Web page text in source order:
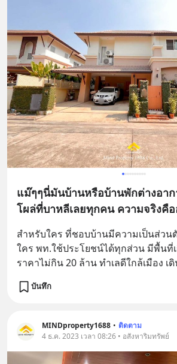
แม๊ๆๆนี่มันบ้านหรือบ้านพักต่างอา
โผล่ที่บาหลีเลยทุกคน ความจริงคื
สำหรับใคร ที่ชอบบ้านมีความเป็นส่วน
ใคร พท.ใช้ประโยชน์ได้ทุกส่วน มีพื้นที่
ราคาไม่กิน 20 ล้าน ทำเลดีใกล้เมือง เ
บันทึก
MINDproperty1688 • ติดตาม
4 ธ.ค. 2023 เวลา 08:26 • อสังหาริมทรัพย์